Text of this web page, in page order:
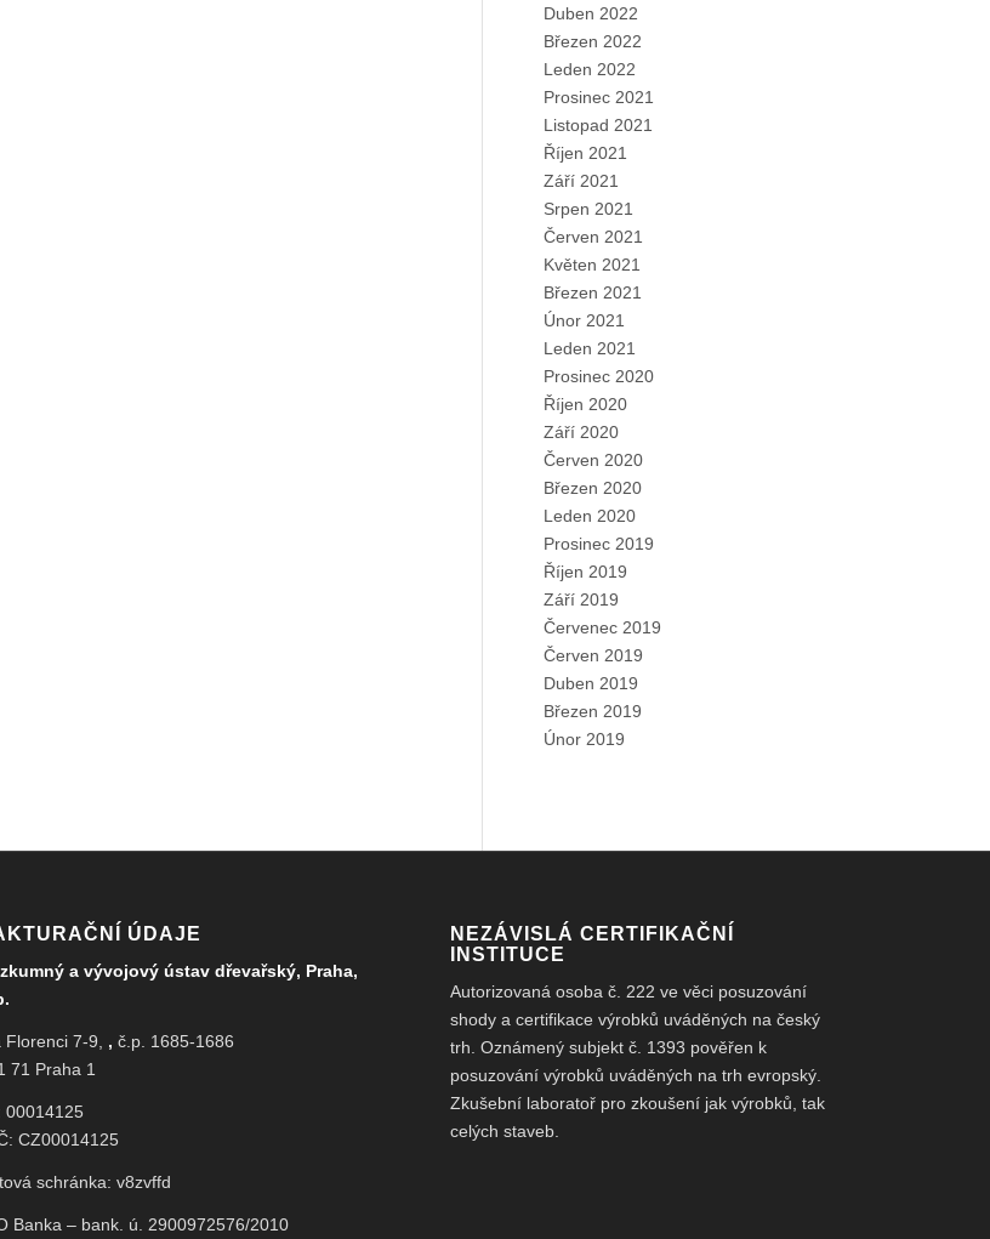
Duben 2022
Březen 2022
Leden 2022
Prosinec 2021
Listopad 2021
Říjen 2021
Září 2021
Srpen 2021
Červen 2021
Květen 2021
Březen 2021
Únor 2021
Leden 2021
Prosinec 2020
Říjen 2020
Září 2020
Červen 2020
Březen 2020
Leden 2020
Prosinec 2019
Říjen 2019
Září 2019
Červenec 2019
Červen 2019
Duben 2019
Březen 2019
Únor 2019
ÚDAJE
a vývojový ústav dřevařský, Praha,
Florenci 7-9, , č.p. 1685-1686
71 Praha 1
00014125
CZ00014125
schránka: v8zvffd
Banka – bank. ú. 2900972576/2010
NEZÁVISLÁ CERTIFIKAČNÍ
INSTITUCE
Autorizovaná osoba č. 222 ve věci posuzování
shody a certifikace výrobků uváděných na český
trh. Oznámený subjekt č. 1393 pověřen k
posuzování výrobků uváděných na trh evropský.
Zkušební laboratoř pro zkoušení jak výrobků, tak
celých staveb.